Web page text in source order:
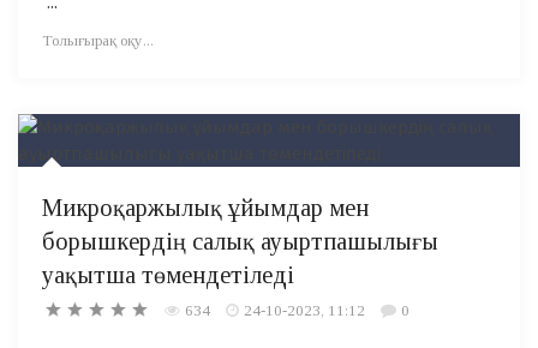
Толығырақ оқу...
Микроқаржылық ұйымдар мен
борышкердің салық ауыртпашылығы
уақытша төмендетіледі
634 24-10-2023, 11:12 0